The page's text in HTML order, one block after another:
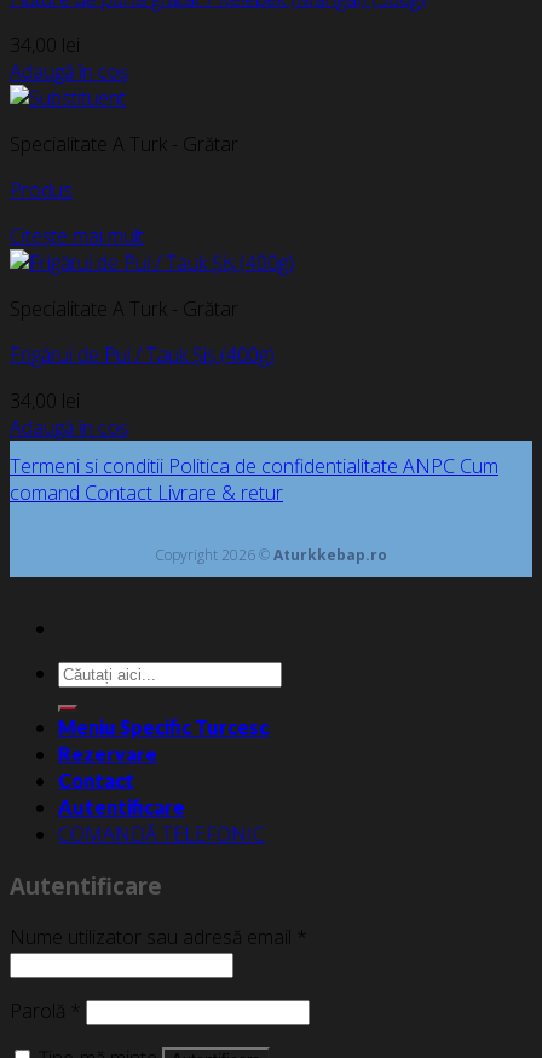
34,00 lei
Adaugă în coș
Specialitate A Turk - Grătar
Produs
Citește mai mult
Specialitate A Turk - Grătar
Frigărui de Pui / Tauk Șiș (400g)
34,00 lei
Adaugă în coș
Termeni si conditii Politica de confidentialitate ANPC Cum
comand Contact Livrare & retur
Copyright 2026 ©Aturkkebap.ro
Caută
după:
Meniu Specific Turcesc
Rezervare
Contact
Autentificare
COMANDĂ TELEFONIC
Autentificare
Nume utilizator sau adresă email *
Parolă *